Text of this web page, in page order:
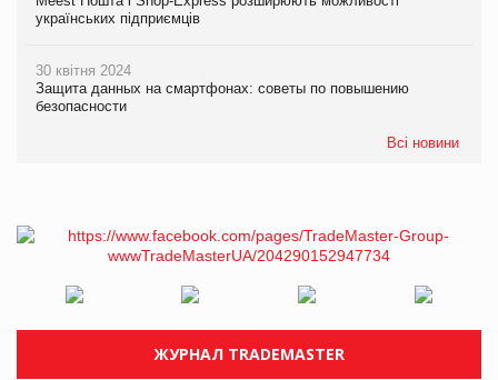
українських підприємців
30 квітня 2024
Защита данных на смартфонах: советы по повышению
безопасности
Всі новини
ЖУРНАЛ TRADEMASTER